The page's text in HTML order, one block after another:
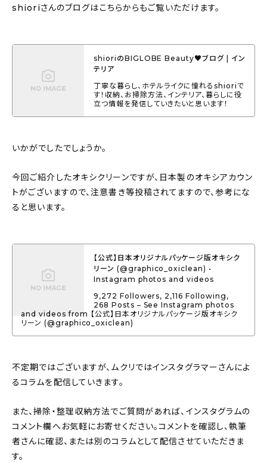
shioriさんのブログはこちらからもご覧いただけます。
shioriのBIGLOBE Beauty♥ブログ | イン
テリア
丁寧な暮らし、ホテルライクに憧れるshioriで
す！収納、お掃除方法、インテリア、暮らしに役
立つ情報を発信していきたいと思います！
いかがでしたでしょうか。
今回ご紹介したオキシクリーンですが、日本製のオキシアカウン
トがございますので、注意書き等投稿されてますので、参考にな
ると思います。
【公式】日本オリジナルパッケージ版オキシク
リーン (@graphico_oxiclean) •
Instagram photos and videos
9,272 Followers, 2,116 Following,
268 Posts – See Instagram photos
and videos from 【公式】日本オリジナルパッケージ版オキシク
リーン (@graphico_oxiclean)
不定期ではございますが、ムクリではインスタグラマーさんによ
るコラムを配信していきます。
また、掃除・整理収納方法でご質問があれば、インスタグラムの
コメント欄へお気軽にお寄せください。コメントを確認し、執筆
者さんに確認、または別のコラムとして配信させていただきま
す。